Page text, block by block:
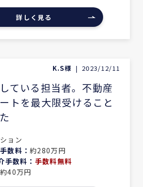
詳しく見る
K.S様 | 2023/12/11
ている担当者。不動産
トを最大限受けること
ョン
数料：約280万円
手数料： 手数料無料
約40万円